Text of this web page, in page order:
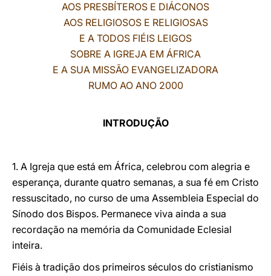
AOS PRESBÍTEROS E DIÁCONOS
AOS RELIGIOSOS E RELIGIOSAS
E A TODOS FIÉIS LEIGOS
SOBRE A IGREJA EM ÁFRICA
E A SUA MISSÃO EVANGELIZADORA
RUMO AO ANO 2000
INTRODUÇÃO
1. A Igreja que está em África, celebrou com alegria e
esperança, durante quatro semanas, a sua fé em Cristo
ressuscitado, no curso de uma Assembleia Especial do
Sínodo dos Bispos. Permanece viva ainda a sua
recordação na memória da Comunidade Eclesial
inteira.
Fiéis à tradição dos primeiros séculos do cristianismo